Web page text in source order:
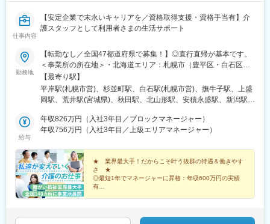
市営)、三宮駅(神戸新交通)、山陽姫路駅、田中口駅、八丁堀駅(広
島県)、高松築港駅、高知橋駅、眉山ロープウェイ山麓駅、天神
駅、旭橋駅、西早稲田駅、末広町駅(東京都)、立川南駅、高輪ゲー
トウェイ駅、九品仏駅、新高島駅、東宿郷駅、葭川公園駅、大神
宮下駅、大通駅、仙台駅、栄町駅(愛知県)、国際センター駅、日吉
町駅、第一通り駅、三島駅、七ツ屋駅、富山駅、福井城址大名町
駅、なんば駅(南海線)、大阪駅、天王寺駅、西大橋駅、五条駅(京
都市営)、京都河原町駅、神戸三宮駅(阪神)、本通駅、高松駅(香川
県)、南堀端駅、はりまや橋駅、旦過駅、高見橋駅、熊本城・市役
所前駅、長崎駅(長崎県)、美栄橋駅
仕事内容
【安定企業で末永いキャリアを／資格取得支援・資格手当有】介
護スタッフとして利用者さまの生活サポート
勤務地
【転勤なし／全国47都道府県で募集！】◎直行直帰が基本です。
＜事業所の所在地＞・北海道エリア：札幌市（豊平区・白石区）
／函館市・東北エリア：岩手市／仙台市／秋田市／山形市／郡山
市／弘前市・関東エリア：茨城市／栃木市／高崎市／大宮市／習
志野市／板橋区／多摩市／相模原市／藤沢市／甲府市・東海エリ
ア：新潟市／富山市／金沢市／福井市／長野市・関西エリア：大
阪市／宇治市／西宮市／奈良市／大津市／和歌山市／新宮市・中
／徳島市／高松市／松山市／高知市・九州エリア：福岡市／糟屋
郡粕屋町／北九州市／久留米市／佐賀市／長崎市／熊本市／大分
市／宮崎市／鹿児島市／沖縄市※受動喫煙防止対策：敷地内禁煙※
駐車場あり！車、バイク、自転車などの通勤OK ※地域による※担
当するご利用者のご自宅へ訪問していただきます。※ご希望をお伺
【最寄り駅】
平岸駅(札幌市営)、杉並町駅、白石駅(札幌市営)、撫牛子駅、上盛
岡駅、荒井駅(宮城県)、秋田駅、北山形駅、安積永盛駅、新潟駅、
上駅、多摩センター駅、相模原駅、藤沢駅、国母駅、市役所前駅
(長野県)、県庁前駅(富山県)、上諸江駅、八ツ島駅、岐阜駅、静岡
良線)、天満橋駅、西宮駅、奈良駅、六十谷駅、新宮駅、鳥取駅、
松江駅、備前西市駅、東福山駅、比治山橋駅、幡生駅、阿波富田
駅、元山駅(香川県)、道後公園駅、知寄町二丁目駅、吉塚駅、柚須
駅、木屋瀬駅、西鉄久留米駅、佐賀駅、茂里町駅、健軍町駅、大
分駅、宮崎駅、天文館通駅、古島駅、南平岸駅、新津田沼駅、志
駅、西宮駅(ＪＲ線)、新大宮駅、南区役所前駅、道後温泉駅、馬出
給与
年収826万円（入社3年目／ブロックマネージャー）
年収756万円（入社3年目／上級エリアマネージャー）
★ 業界最大手！だからこそ叶う抜群の待遇＆働きやす
さ ★
◎最短1年でマネージャーに昇格：年収600万円の実績
有